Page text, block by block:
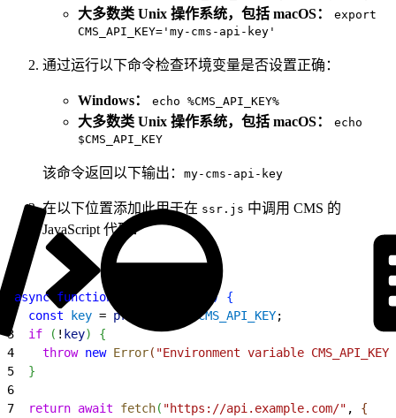
大多数类 Unix 操作系统，包括 macOS：
export
CMS_API_KEY='my-cms-api-key'
通过运行以下命令检查环境变量是否设置正确：
Windows： echo %CMS_API_KEY%
大多数类 Unix 操作系统，包括 macOS：
echo
$CMS_API_KEY
该命令返回以下输出： my-cms-api-key
在以下位置添加此用于在 ssr.js 中调用 CMS 的
JavaScript 代码：
async function ) {
  const
key = process CMS_API_KEY;
3
  if
( ! key)
{
4
    throw
new Error( "Environment variable
5
}
6
7
  return
await fetch( "https://api.example.com/" , {